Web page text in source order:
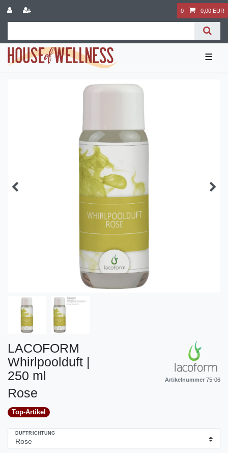
0 0,00 EUR
☰
LACOFORM
Whirlpoolduft |
250 ml
Rose
Artikelnummer 75-06
Top-Artikel
DUFTRICHTUNG